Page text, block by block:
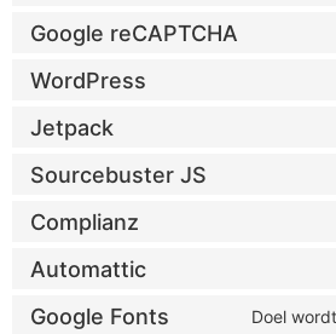
Google reCAPTCHA
WordPress
Jetpack
Sourcebuster JS
Complianz
Automattic
Google Fonts Doel